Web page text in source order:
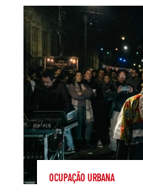
OCUPAÇÃO URBANA